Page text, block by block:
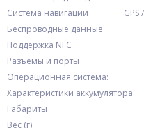
Система навигации
Беспроводные данные
Поддержка NFC
Разъемы и порты
Операционная система:
Характеристики аккумулятора
Габариты
Вес (г)